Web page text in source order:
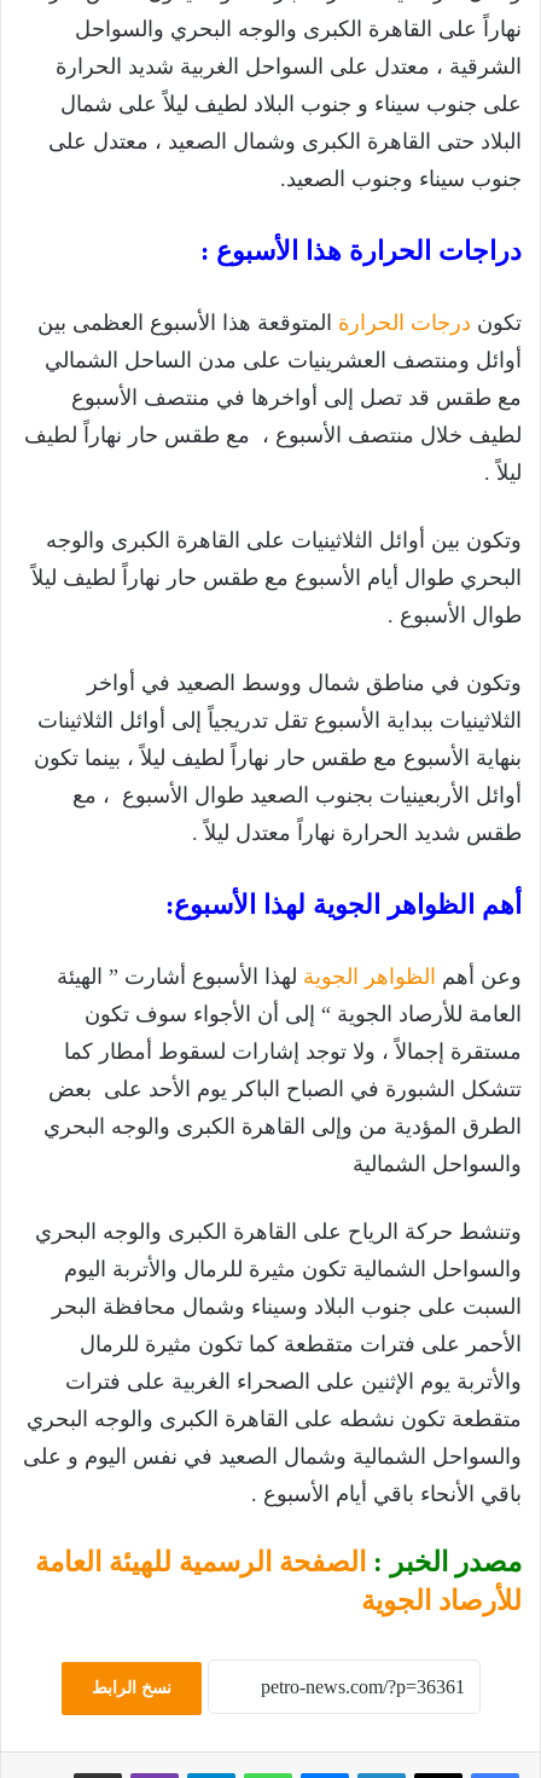
نهاراً على القاهرة الكبرى والوجه البحري والسواحل
الشرقية ، معتدل على السواحل الغربية شديد الحرارة
على جنوب سيناء و جنوب البلاد لطيف ليلاً على شمال
البلاد حتى القاهرة الكبرى وشمال الصعيد ، معتدل على
جنوب سيناء وجنوب الصعيد.
دراجات الحرارة هذا الأسبوع :
تكون درجات الحرارة المتوقعة هذا الأسبوع العظمى بين
أوائل ومنتصف العشرينيات على مدن الساحل الشمالي
مع طقس قد تصل إلى أواخرها في منتصف الأسبوع
لطيف خلال منتصف الأسبوع ، مع طقس حار نهاراً لطيف
ليلاً .
وتكون بين أوائل الثلاثينيات على القاهرة الكبرى والوجه
البحري طوال أيام الأسبوع مع طقس حار نهاراً لطيف ليلاً
طوال الأسبوع .
وتكون في مناطق شمال ووسط الصعيد في أواخر
الثلاثينيات ببداية الأسبوع تقل تدريجياً إلى أوائل الثلاثينات
بنهاية الأسبوع مع طقس حار نهاراً لطيف ليلاً ، بينما تكون
أوائل الأربعينيات بجنوب الصعيد طوال الأسبوع ، مع
طقس شديد الحرارة نهاراً معتدل ليلاً .
أهم الظواهر الجوية لهذا الأسبوع:
وعن أهم الظواهر الجوية لهذا الأسبوع أشارت ” الهيئة
العامة للأرصاد الجوية “ إلى أن الأجواء سوف تكون
مستقرة إجمالاً ، ولا توجد إشارات لسقوط أمطار كما
تتشكل الشبورة في الصباح الباكر يوم الأحد على بعض
الطرق المؤدية من وإلى القاهرة الكبرى والوجه البحري
والسواحل الشمالية
وتنشط حركة الرياح على القاهرة الكبرى والوجه البحري
والسواحل الشمالية تكون مثيرة للرمال والأتربة اليوم
السبت على جنوب البلاد وسيناء وشمال محافظة البحر
الأحمر على فترات متقطعة كما تكون مثيرة للرمال
والأتربة يوم الإثنين على الصحراء الغربية على فترات
متقطعة تكون نشطه على القاهرة الكبرى والوجه البحري
والسواحل الشمالية وشمال الصعيد في نفس اليوم و على
باقي الأنحاء باقي أيام الأسبوع .
مصدر الخبر : الصفحة الرسمية للهيئة العامة
للأرصاد الجوية
نسخ الرابط
لينكدإن ماسنجر واتساب تيلقرام ڤايبر مشاركة عبر البريد